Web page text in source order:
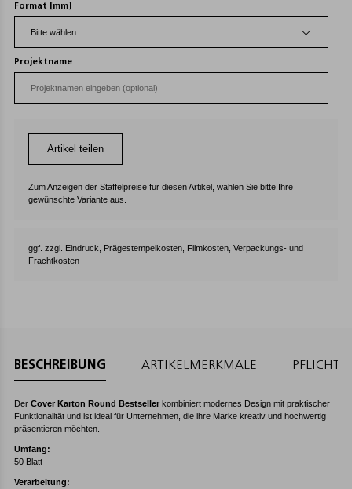
Format [mm]
Projektname
Artikel teilen
Zum Anzeigen der Staffelpreise für diesen Artikel, wählen Sie bitte Ihre
gewünschte Variante aus.
ggf. zzgl. Eindruck, Prägestempelkosten, Filmkosten, Verpackungs- und
Frachtkosten
BESCHREIBUNG ARTIKELMERKMALE
Der Cover Karton Round Bestseller kombiniert modernes Design mit praktischer
Funktionalität und ist ideal für Unternehmen, die ihre Marke kreativ und hochwertig
präsentieren möchten.
Umfang:
50 Blatt
Verarbeitung: